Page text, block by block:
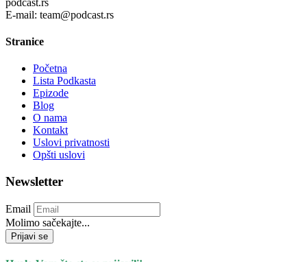
podcast.rs
E-mail: team@podcast.rs
Stranice
Početna
Lista Podkasta
Epizode
Blog
O nama
Kontakt
Uslovi privatnosti
Opšti uslovi
Newsletter
Email
Molimo sačekajte...
Prijavi se